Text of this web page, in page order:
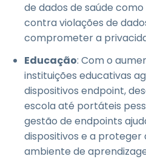
de dados de saúde
contra violações de
comprometer a
Educação: Com o
instituições educativas
dispositivos endpoint,
escola até portáteis
gestão de endpoints
dispositivos e a proteger
ambiente de